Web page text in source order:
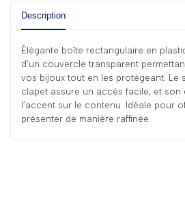
Description
Élégante boîte rectangulaire en
d’un couvercle transparent
vos bijoux tout en les protégeant. Le
clapet assure un accès facile, et son
l’accent sur le contenu. Idéale pour
présenter de manière raffinée.